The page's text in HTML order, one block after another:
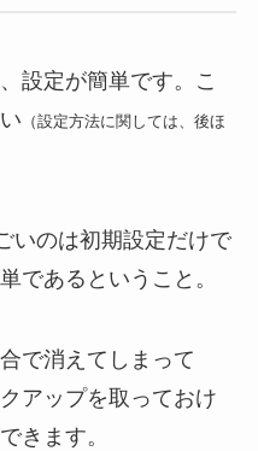
設定が簡単です。こ
（設定方法に関しては、後ほ
いのは初期設定だけで
であるということ。
で消えてしまって
アップを取っておけ
きます。